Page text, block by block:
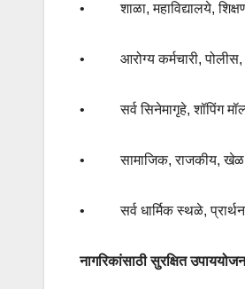
•शाळा,महाविद्यालये,
• आरोग्य कर्मचारी,पोलीस,
•सर्व सिनेमागृहे,शॉपिंग
•सामाजिक,राजकीय,खेळ
•सर्व धार्मिक स्थळे,
नागरिकांसाठी सुरक्षित